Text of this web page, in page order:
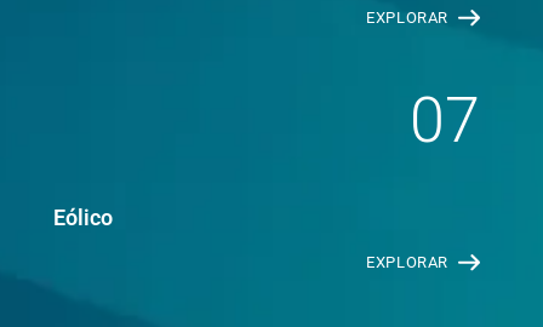
EXPLORAR
07
Eólico
EXPLORAR